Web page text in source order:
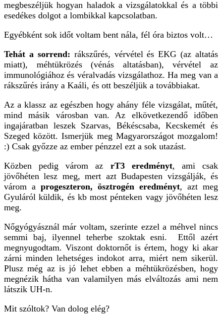
megbeszéljük hogyan haladok a vizsgálatokkal és a többi
esedékes dolgot a lombikkal kapcsolatban.
Egyébként sok időt voltam bent nála, fél óra biztos volt…
Tehát a sorrend: rákszűrés, vérvétel és EKG (az altatás
miatt), méhtükrözés (vénás altatásban), vérvétel az
immunológiához és véralvadás vizsgálathoz. Ha meg van a
rákszűrés irány a Kaáli, és ott beszéljük a továbbiakat.
Az a klassz az egészben hogy ahány féle vizsgálat, műtét,
mind másik városban van. Az elkövetkezendő időben
ingajáratban leszek Szarvas, Békéscsaba, Kecskemét és
Szeged között. Ismerjük meg Magyarországot mozgalom!
:) Csak győzze az ember pénzzel ezt a sok utazást.
Közben pedig várom az rT3 eredményt, ami csak
jövőhéten lesz meg, mert azt Budapesten vizsgálják, és
várom a progeszteron, ösztrogén eredményt, azt meg
Gyuláról küldik, és kb most pénteken vagy jövőhéten lesz
meg.
Nőgyógyásznál már voltam, szerinte ezzel a méhvel nincs
semmi baj, ilyennel teherbe szoktak esni. Ettől azért
megnyugodtam. Viszont doktornőt is értem, hogy ki akar
zárni minden lehetséges indokot arra, miért nem sikerül.
Plusz még az is jó lehet ebben a méhtükrözésben, hogy
megnézik hátha van valamilyen más elváltozás ami nem
látszik UH-n.
Mit szóltok? Van dolog elég?